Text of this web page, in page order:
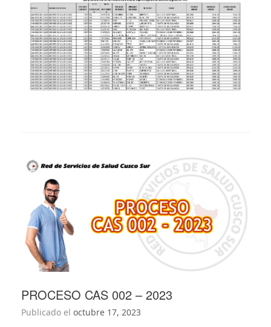
PROCESO CAS 002 – 2023
Publicado el octubre 17, 2023